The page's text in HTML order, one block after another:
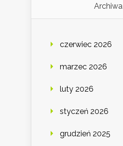
Archiwa
czerwiec 2026
marzec 2026
luty 2026
styczeń 2026
grudzień 2025